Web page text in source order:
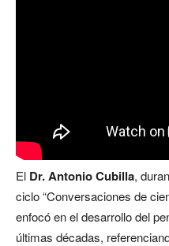
El Dr. Antonio Cubilla,
ciclo “Conversaciones de
enfocó en el desarrollo del
últimas décadas,